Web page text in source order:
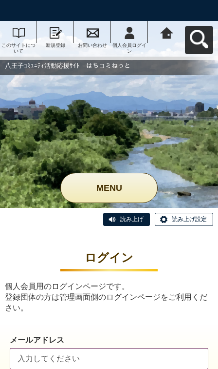
このサイトにつ
いて
新規登録 お問い合わせ
個人会員ログイ
ン
動応援ｻｲﾄ はち
コミねっとへ戻
八王子ｺﾐｭﾆﾃｨ活動応援ｻｲﾄ はちコミねっと
MENU
読み上げ 読み上げ設定
ログイン
個人会員用のログインページです。
登録団体の方は管理画面側のログインページをご利用くだ
さい。
メールアドレス